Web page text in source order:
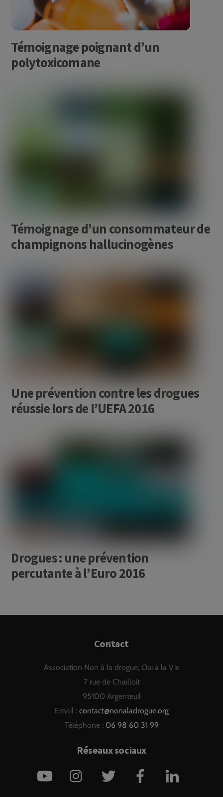
Témoignage poignant d’un
polytoxicomane
Témoignage d’un consommateur de
champignons hallucinogènes
Une prévention contre les drogues
réussie lors de l’UEFA 2016
Drogues : une prévention
percutante à l’Euro 2016
Back
Top
Contact
Association Non à la drogue, Oui à la Vie
7 rue de Chailloit
95100 Argenteuil
Email : contact@nonaladrogue.org
Téléphone : 06 98 60 31 99
Réseaux sociaux
YouTube Instagram Twitter Facebook